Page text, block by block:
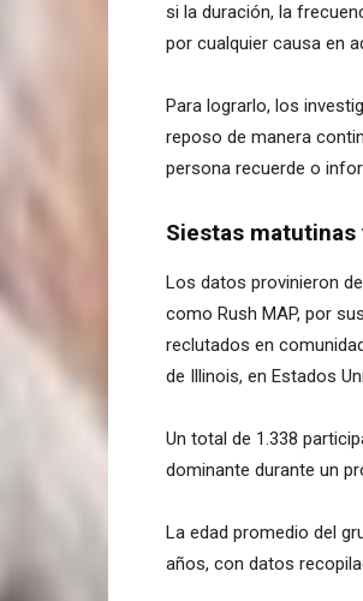
si la duración, la
por cualquier causa en
Para lograrlo, los
reposo de manera
persona recuerde o
Siestas
Los datos provinieron
como Rush MAP, por
reclutados en
de Illinois, en Estados
Un total de 1.338
dominante durante un
La edad promedio del
años, con datos